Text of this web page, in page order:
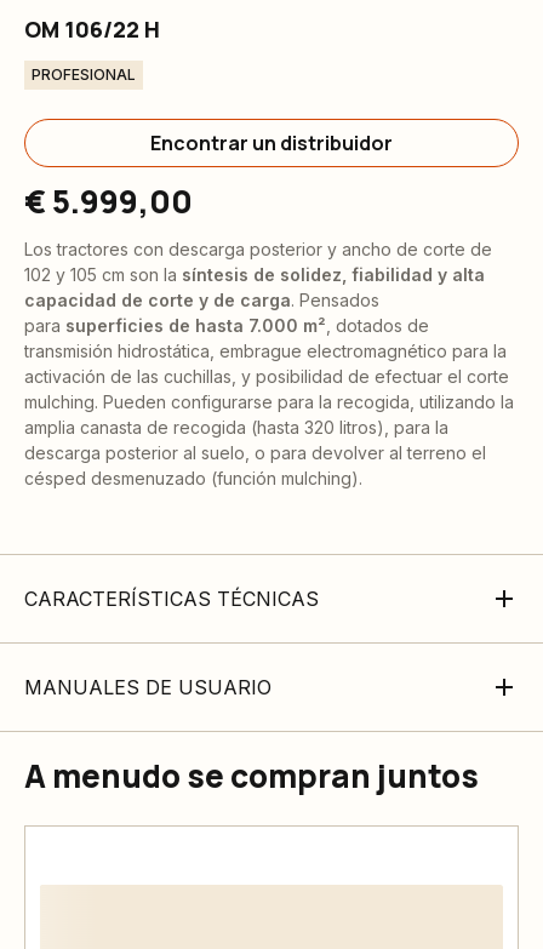
OM 106/22 H
PROFESIONAL
Encontrar un distribuidor
€ 5.999,00
Los tractores con descarga posterior y ancho de corte de
102 y 105 cm son la síntesis de solidez, fiabilidad y alta
capacidad de corte y de carga. Pensados
para superficies de hasta 7.000 m² , dotados de
transmisión hidrostática, embrague electromagnético para la
activación de las cuchillas, y posibilidad de efectuar el corte
mulching. Pueden configurarse para la recogida, utilizando la
amplia canasta de recogida (hasta 320 litros), para la
descarga posterior al suelo, o para devolver al terreno el
césped desmenuzado (función mulching).
CARACTERÍSTICAS TÉCNICAS
MANUALES DE USUARIO
A menudo se compran juntos